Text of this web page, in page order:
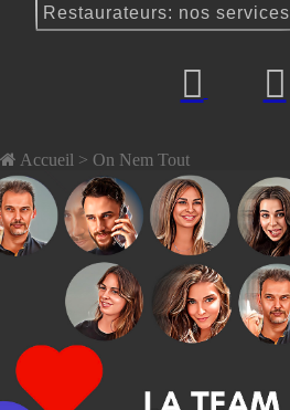
Restaurateurs: nos services
Accueil > On Nem Tout